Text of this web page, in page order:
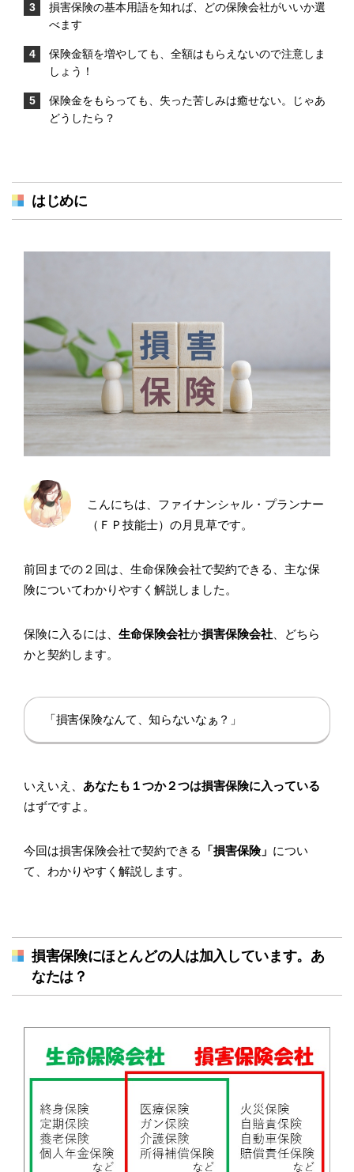
損害保険の基本用語を知れば、どの保険会社がいいか選
べます
保険金額を増やしても、全額はもらえないので注意しま
しょう！
保険金をもらっても、失った苦しみは癒せない。じゃあ
どうしたら？
はじめに
こんにちは、ファイナンシャル・プランナー
（ＦＰ技能士）の月見草です。
前回までの２回は、生命保険会社で契約できる、主な保
険についてわかりやすく解説しました。
保険に入るには、 生命保険会社か損害保険会社 、どちら
かと契約します。
「損害保険なんて、知らないなぁ？」
いえいえ、 あなたも１つか２つは損害保険に入っている
はずですよ。
今回は損害保険会社で契約できる 「損害保険」 につい
て、わかりやすく解説します。
損害保険にほとんどの人は加入しています。あ
なたは？